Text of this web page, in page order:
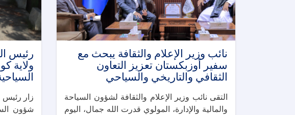
نائب وزير الإعلام والثقافة يبحث مع
سفير أوزبكستان تعزيز التعاون
الثقافي والتاريخي والسياحي
التقى نائب وزير الإعلام والثقافة لشؤون السياحة
والمالية والإدارة، المولوي قدرت الله جمال، اليوم
رئيس
ولاية
زار رئيس
شؤون